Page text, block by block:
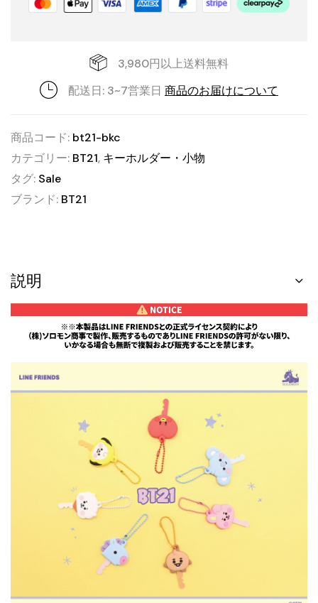
3,980円以上送料無料
配送日: 3~7営業日 商品のお届けについて
商品コード: bt21-bkc
カテゴリー: BT21, キーホルダー・小物
タグ: Sale
ブランド: BT21
説明